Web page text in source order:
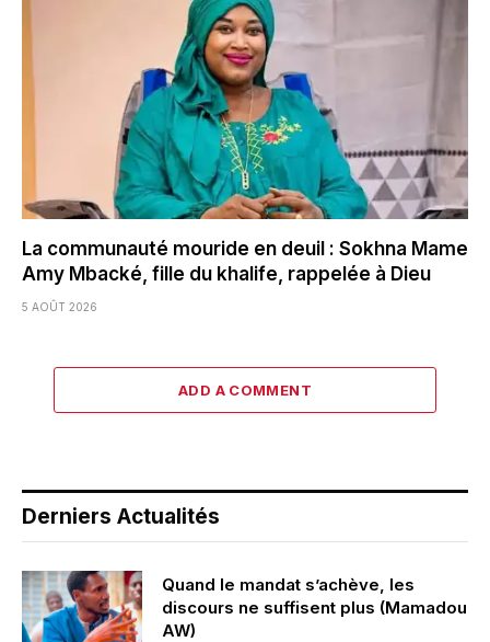
La communauté mouride en deuil : Sokhna Mame
Amy Mbacké, fille du khalife, rappelée à Dieu
5 AOÛT 2026
ADD A COMMENT
Derniers Actualités
Quand le mandat s’achève, les
discours ne suffisent plus (Mamadou
AW)